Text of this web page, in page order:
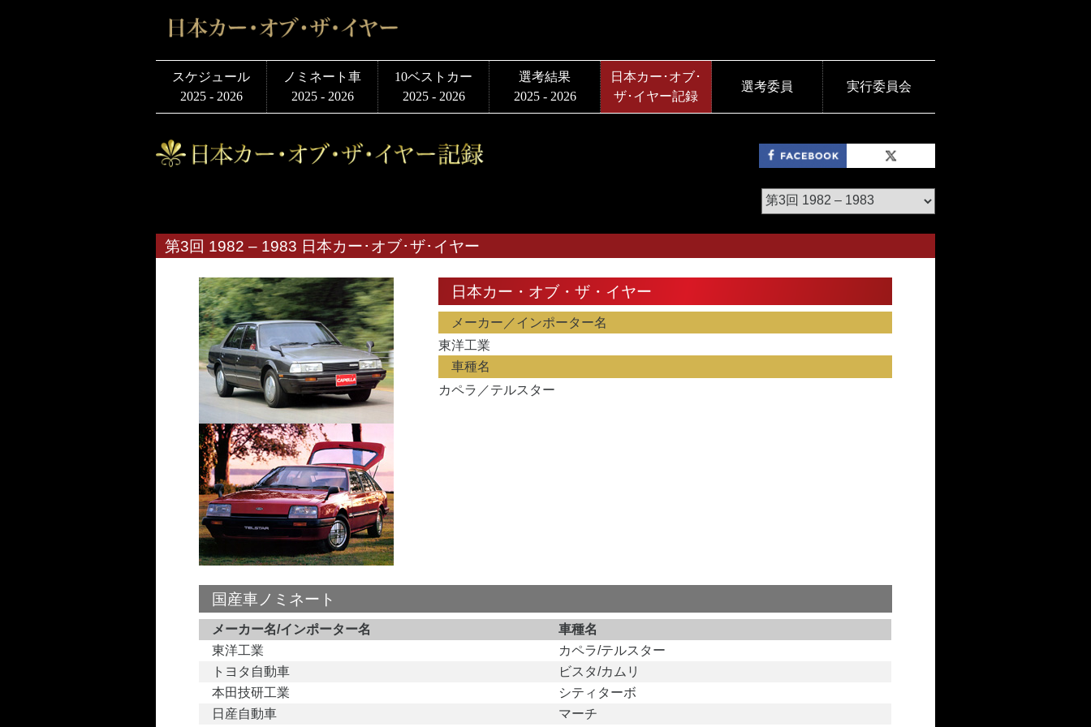
スケジュール
2025 - 2026
ノミネート車
2025 - 2026
10ベストカー
2025 - 2026
選考結果
2025 - 2026
日本カー･オブ･
ザ･イヤー記録
選考委員 実行委員会
第3回 1982 – 1983 日本カー･オブ･ザ･イヤー
日本カー・オブ・ザ・イヤー
メーカー／インポーター名
東洋工業
車種名
カペラ／テルスター
国産車ノミネート
メーカー名/インポーター名
車種名
東洋工業
カペラ/テルスター
トヨタ自動車
ビスタ/カムリ
本田技研工業
シティターボ
日産自動車
マーチ